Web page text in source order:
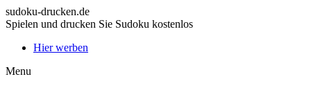
sudoku-drucken.de
Spielen und drucken Sie Sudoku kostenlos
Hier werben
Menu